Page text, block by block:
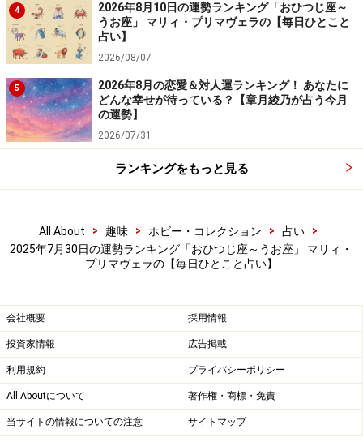
＞あなたの今週の運勢を占う！
「てんびん座」の今日の運勢
イベントで大活躍しそう。率先して作業を引き受けると
◎。
4
2026年8月10日の運勢ランキング「おひつじ座～
うお座」 マリィ・プリマヴェラの【毎日ひとこと
占い】
2026/08/07
5
2026年8月の恋愛＆対人運ランキング！ あなたに
どんな幸せが待っている？【章月綾乃が占う今月
の運勢】
2026/07/31
ランキングをもっと見る
All About > 趣味 > ホビー・コレクション > 占い
>
2025年7月30日の運勢ランキング「おひつじ座～うお座」 マリィ・
プリマヴェラの【毎日ひとこと占い】
会社概要 採用情報
投資家情報 広告掲載
利用規約 プライバシーポリシー
All Aboutについて 著作権・商標・免責
当サイトの情報についての注意 サイトマップ